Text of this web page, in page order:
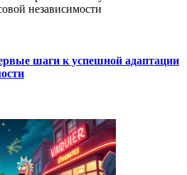
шаги к успешной адаптации